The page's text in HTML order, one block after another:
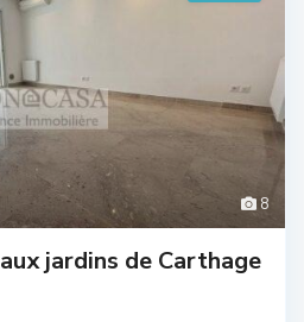
8
jardins de Carthage